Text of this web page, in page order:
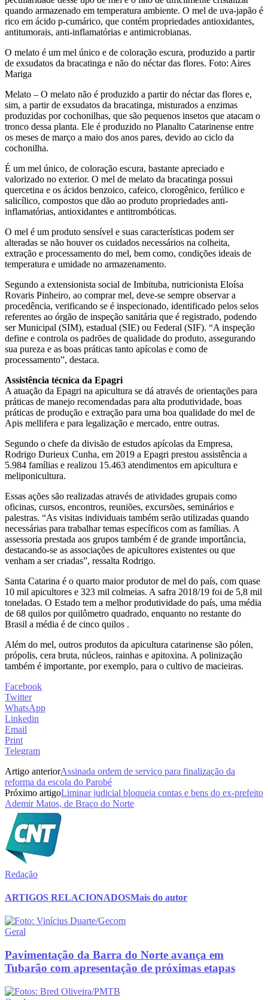
quando armazenado em temperatura ambiente. O mel de uva-japão é
rico em ácido p-cumárico, que contém propriedades antioxidantes,
antitumorais, anti-inflamatórias e antimicrobianas.
O melato é um mel único e de coloração escura, produzido a partir
de exsudatos da bracatinga e não do néctar das flores. Foto: Aires
Mariga
Melato – O melato não é produzido a partir do néctar das flores e,
sim, a partir de exsudatos da bracatinga, misturados a enzimas
produzidas por cochonilhas, que são pequenos insetos que atacam o
tronco dessa planta. Ele é produzido no Planalto Catarinense entre
os meses de março a maio dos anos pares, devido ao ciclo da
cochonilha.
É um mel único, de coloração escura, bastante apreciado e
valorizado no exterior. O mel de melato da bracatinga possui
quercetina e os ácidos benzoico, cafeico, clorogênico, ferúlico e
salicílico, compostos que dão ao produto propriedades anti-
inflamatórias, antioxidantes e antitrombóticas.
O mel é um produto sensível e suas características podem ser
alteradas se não houver os cuidados necessários na colheita,
extração e processamento do mel, bem como, condições ideais de
temperatura e umidade no armazenamento.
Segundo a extensionista social de Imbituba, nutricionista Eloísa
Rovaris Pinheiro, ao comprar mel, deve-se sempre observar a
procedência, verificando se é inspecionado, identificado pelos selos
referentes ao órgão de inspeção sanitária que é registrado, podendo
ser Municipal (SIM), estadual (SIE) ou Federal (SIF). “A inspeção
define e controla os padrões de qualidade do produto, assegurando
sua pureza e as boas práticas tanto apícolas e como de
processamento”, destaca.
Assistência técnica da Epagri
A atuação da Epagri na apicultura se dá através de orientações para
práticas de manejo recomendadas para alta produtividade, boas
práticas de produção e extração para uma boa qualidade do mel de
Apis mellifera e para legalização e mercado, entre outras.
Segundo o chefe da divisão de estudos apícolas da Empresa,
Rodrigo Durieux Cunha, em 2019 a Epagri prestou assistência a
5.984 famílias e realizou 15.463 atendimentos em apicultura e
meliponicultura.
Essas ações são realizadas através de atividades grupais como
oficinas, cursos, encontros, reuniões, excursões, seminários e
palestras. “As visitas individuais também serão utilizadas quando
necessárias para trabalhar temas específicos com as famílias. A
assessoria prestada aos grupos também é de grande importância,
destacando-se as associações de apicultores existentes ou que
venham a ser criadas”, ressalta Rodrigo.
Santa Catarina é o quarto maior produtor de mel do país, com quase
10 mil apicultores e 323 mil colmeias. A safra 2018/19 foi de 5,8 mil
toneladas. O Estado tem a melhor produtividade do país, uma média
de 68 quilos por quilômetro quadrado, enquanto no restante do
Brasil a média é de cinco quilos .
Além do mel, outros produtos da apicultura catarinense são pólen,
própolis, cera bruta, núcleos, rainhas e apitoxina. A polinização
também é importante, por exemplo, para o cultivo de macieiras.
Facebook
Twitter
WhatsApp
Linkedin
Email
Print
Telegram
Artigo anteriorAssinada ordem de serviço para finalização da
reforma da escola do Parobé
Próximo artigoLiminar judicial bloqueia contas e bens do ex-prefeito
Ademir Matos, de Braço do Norte
Redação
ARTIGOS RELACIONADOSMais do autor
Geral
Pavimentação da Barra do Norte avança em
Tubarão com apresentação de próximas etapas